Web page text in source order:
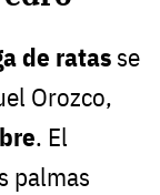
de ratas se
Orozco,
. El
palmas